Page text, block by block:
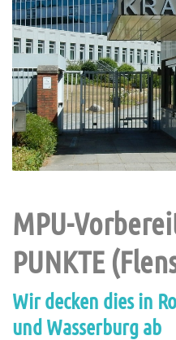
MPU-
PUNKTE
Wir decken dies in
und Wasserburg ab